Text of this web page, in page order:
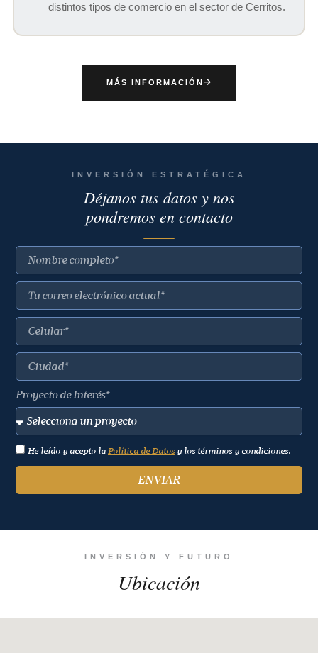
distintos tipos de comercio en el sector de Cerritos.
MÁS INFORMACIÓN
INVERSIÓN ESTRATÉGICA
Déjanos tus datos y nos
pondremos en contacto
Proyecto de Interés*
He leído y acepto la Política de Datos y los términos y condiciones.
ENVIAR
INVERSIÓN Y FUTURO
Ubicación